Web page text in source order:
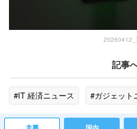
記事
#IT 経済ニュース #ガジェット